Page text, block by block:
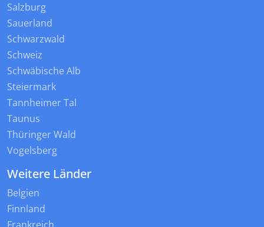
Salzburg
Sauerland
Schwarzwald
Schweiz
Schwäbische Alb
Steiermark
Tannheimer Tal
Taunus
Thüringer Wald
Vogelsberg
Weitere Länder
Belgien
Finnland